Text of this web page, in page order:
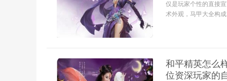
仅是玩家个性的直接
术外观，马甲大全构
和平精英怎么
位资深玩家的